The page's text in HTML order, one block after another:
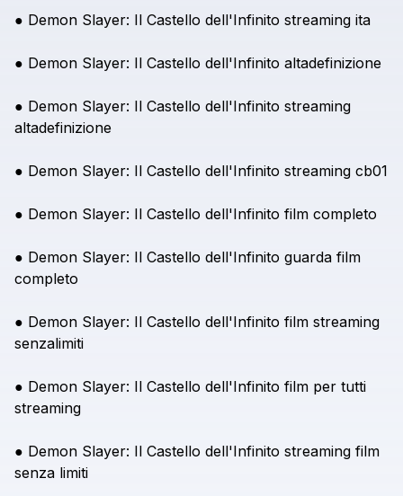
● Demon Slayer: Il Castello dell'Infinito streaming ita
● Demon Slayer: Il Castello dell'Infinito altadefinizione
● Demon Slayer: Il Castello dell'Infinito streaming
altadefinizione
● Demon Slayer: Il Castello dell'Infinito streaming cb01
● Demon Slayer: Il Castello dell'Infinito film completo
● Demon Slayer: Il Castello dell'Infinito guarda film
completo
● Demon Slayer: Il Castello dell'Infinito film streaming
senzalimiti
● Demon Slayer: Il Castello dell'Infinito film per tutti
streaming
● Demon Slayer: Il Castello dell'Infinito streaming film
senza limiti